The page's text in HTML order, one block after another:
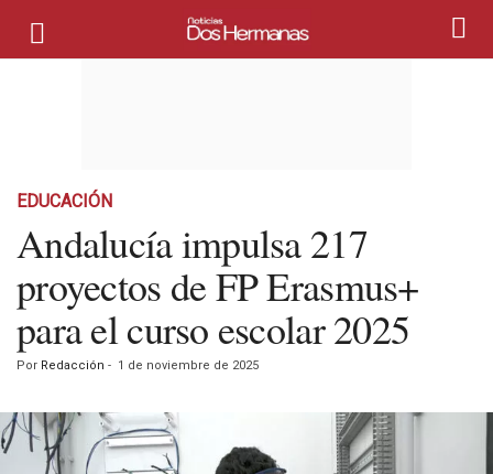
EDUCACIÓN
Andalucía impulsa 217
proyectos de FP Erasmus+
para el curso escolar 2025
Por Redacción - 1 de noviembre de 2025